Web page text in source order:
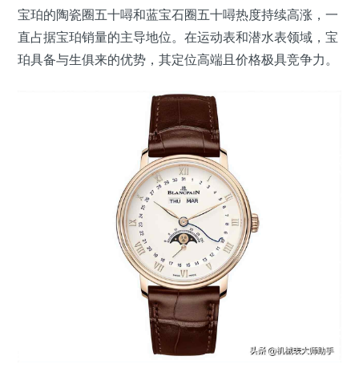
宝珀的陶瓷圈五十噚和蓝宝石圈五十噚热度持续高涨，一
直占据宝珀销量的主导地位。在运动表和潜水表领域，宝
珀具备与生俱来的优势，其定位高端且价格极具竞争力。